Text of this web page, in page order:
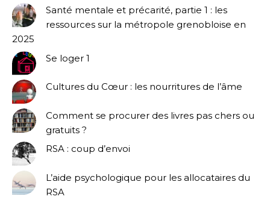
Santé mentale et précarité, partie 1 : les
ressources sur la métropole grenobloise en
2025
Se loger 1
Cultures du Cœur : les nourritures de l’âme
Comment se procurer des livres pas chers ou
gratuits ?
RSA : coup d’envoi
L’aide psychologique pour les allocataires du
RSA